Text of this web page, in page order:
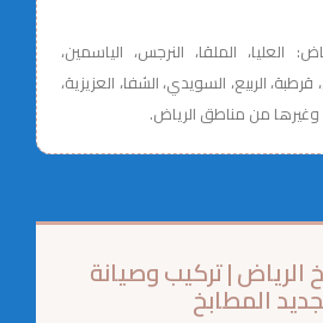
العليا، الملقا، النرجس، الياسمين،
الربيع، السويدي، الشفا، العزيزية،
وغيرها من مناطق الرياض.
| تركيب وصيانة
المطابخ